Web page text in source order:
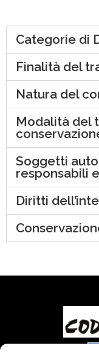
Categorie di
Finalità del
Natura del
Modalità del
Soggetti
responsabili
Diritti